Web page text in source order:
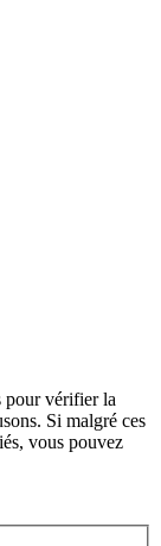
pour vérifier la
Si malgré ces
vous pouvez